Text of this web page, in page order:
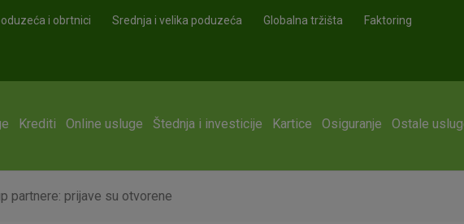
i obrtnici Srednja i velika poduzeća Globalna tržišta Faktoring
Krediti Online usluge Štednja i investicije Kartice Osiguranje Ostale
partnere: prijave su otvorene